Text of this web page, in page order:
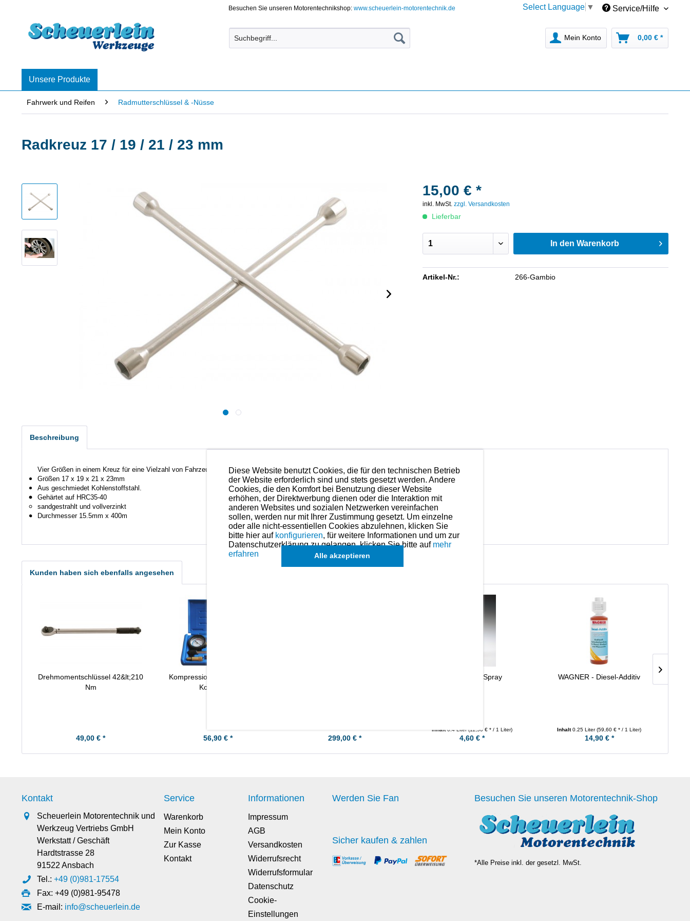
Besuchen Sie unseren Motorentechnikshop:www.scheuerlein-motorentechnik.de Select Language ▼ Service/Hilfe
Mein Konto 0,00 € *
Unsere Produkte
Fahrwerk und Reifen Radmutterschlüssel & -Nüsse
Radkreuz 17 / 19 / 21 / 23 mm
15,00 € *
inkl. MwSt.zzgl. Versandkosten
Lieferbar
In den Warenkorb
Artikel-Nr.: 266-Gambio
Beschreibung
Vier Größen in einem Kreuz für eine Vielzahl von Fahrzeugen mit 17, 19 , 21,23mm Radmuttern.
Größen 17 x 19 x 21 x 23mm
Aus geschmiedet Kohlenstoffstahl.
Gehärtet auf HRC35-40
sandgestrahlt und vollverzinkt
Durchmesser 15.5mm x 400m
Kunden haben sich ebenfalls angesehen
Drehmomentschlüssel 42&lt;210
Nm
49,00 € *
Kompressionstester Qualitäts-
Kombigerät
56,90 € * 299,00 € *
2m - Silikon-Spray
Inhalt0.4 Liter(11,50 € * / 1 Liter)
4,60 € *
WAGNER - Diesel-Additiv
Inhalt0.25 Liter(59,60 € * / 1 Liter)
14,90 € *
Kontakt
Scheuerlein Motorentechnik und
Werkzeug Vertriebs GmbH
Werkstatt / Geschäft
Hardtstrasse 28
91522 Ansbach
Tel.: +49 (0)981-17554
Fax: +49 (0)981-95478
E-mail: info@scheuerlein.de
Service
Warenkorb
Mein Konto
Zur Kasse
Kontakt
Informationen
Impressum
AGB
Versandkosten
Widerrufsrecht
Widerrufsformular
Datenschutz
Cookie-
Einstellungen
Werden Sie Fan
Sicher kaufen & zahlen
Besuchen Sie unseren Motorentechnik-Shop
*Alle Preise inkl. der gesetzl. MwSt.
Diese Website benutzt Cookies, die für den technischen Betrieb
der Website erforderlich sind und stets gesetzt werden. Andere
Cookies, die den Komfort bei Benutzung dieser Website
erhöhen, der Direktwerbung dienen oder die Interaktion mit
anderen Websites und sozialen Netzwerken vereinfachen
sollen, werden nur mit Ihrer Zustimmung gesetzt. Um einzelne
oder alle nicht-essentiellen Cookies abzulehnen, klicken Sie
bitte hier auf konfigurieren, für weitere Informationen und um zur
Datenschutzerklärung zu gelangen, klicken Sie bitte auf mehr
erfahren
Alle akzeptieren